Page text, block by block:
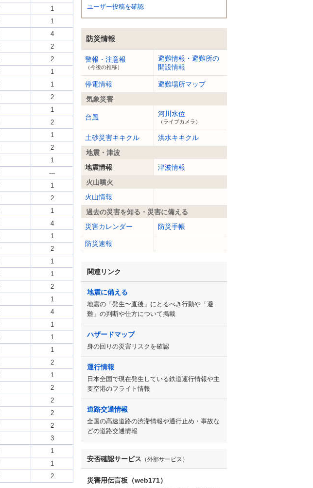
1
1
4
2
2
1
1
2
1
2
1
2
1
---
1
2
1
4
1
2
1
1
2
1
4
1
1
1
2
1
2
2
2
2
3
1
1
2
ユーザー投稿を確認
防災情報
警報・注意報
（今後の推移）
避難情報・避難所の
開設情報
停電情報
避難場所マップ
気象災害
台風 河川水位
（ライブカメラ）
土砂災害キキクル
洪水キキクル
地震・津波
地震情報
津波情報
火山噴火
火山情報
過去の災害を知る・災害に備える
災害カレンダー
防災手帳
防災速報
関連リンク
地震に備える
地震の「発生〜直後」にとるべき行動や「避
難」の判断や仕方について掲載
ハザードマップ
身の回りの災害リスクを確認
運行情報
日本全国で現在発生している鉄道運行情報や主
要空港のフライト情報
道路交通情報
全国の高速道路の渋滞情報や通行止め・事故な
どの道路交通情報
安否確認サービス （外部サービス）
災害用伝言板（web171）